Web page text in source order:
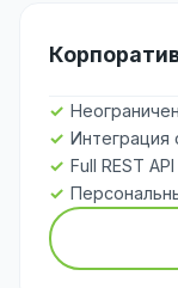
Интеграция
Full REST API